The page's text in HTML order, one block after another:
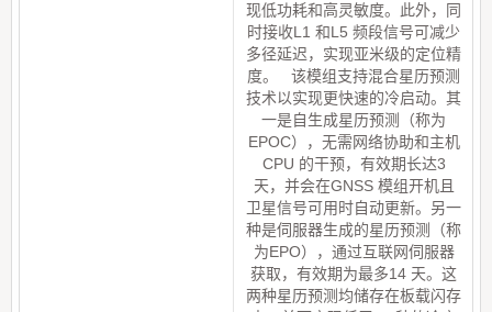
现低功耗和高灵敏度。此外，同
时接收L1 和L5 频段信号可减少
多径延迟，实现亚米级的定位精
度。 该模组支持混合星历预测
技术以实现更快速的冷启动。其
一是自生成星历预测（称为
EPOC），无需网络协助和主机
CPU 的干预，有效期长达3
天，并会在GNSS 模组开机且
卫星信号可用时自动更新。另一
种是伺服器生成的星历预测（称
为EPO），通过互联网伺服器
获取，有效期为最多14 天。这
两种星历预测均储存在板载闪存